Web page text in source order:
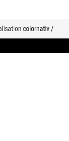
colornativ /